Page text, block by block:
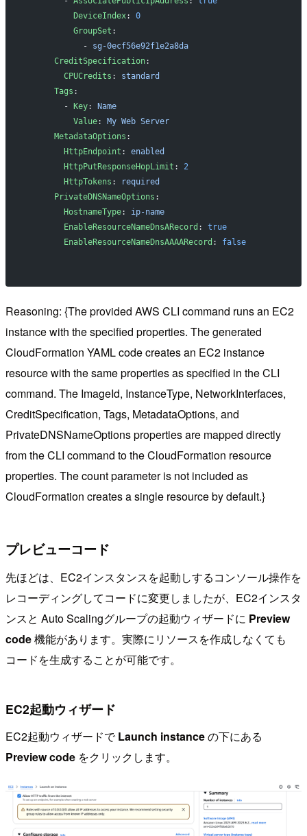
          DeviceIndex
: 0
          GroupSet
:
            -
sg-0ecf56e92f1e2a8da
      CreditSpecification
:
        CPUCredits
: standard
      Tags
:
        -
Key:
Name
          Value
: My Web Server
      MetadataOptions
:
        HttpEndpoint
: enabled
        HttpPutResponseHopLimit
: 2
        HttpTokens
:
required
      PrivateDNSNameOptions
:
        HostnameType
: ip-name
        EnableResourceNameDnsARecord
: true
        EnableResourceNameDnsAAAARecord
: false
Reasoning: {The provided AWS CLI command runs an EC2
instance with the specified properties. The generated
CloudFormation YAML code creates an EC2 instance
resource with the same properties as specified in the CLI
command. The ImageId, InstanceType, NetworkInterfaces,
CreditSpecification, Tags, MetadataOptions, and
PrivateDNSNameOptions properties are mapped directly
from the CLI command to the CloudFormation resource
properties. The count parameter is not included as
CloudFormation creates a single resource by default.}
プレビューコード
先ほどは、EC2インスタンスを起動しするコンソール操作を
レコーディングしてコードに変更しましたが、EC2インスタ
ンスと Auto Scalingグループの起動ウィザードに Preview
code機能があります。実際にリソースを作成しなくても
コードを生成することが可能です。
EC2起動ウィザード
EC2起動ウィザードでLaunch instanceの下にある
Preview code をクリックします。